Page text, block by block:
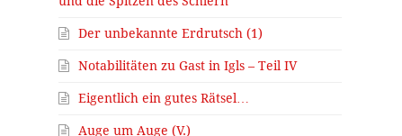
Der unbekannte Erdrutsch (1)
Notabilitäten zu Gast in Igls – Teil IV
Eigentlich ein gutes Rätsel…
Auge um Auge (V.)